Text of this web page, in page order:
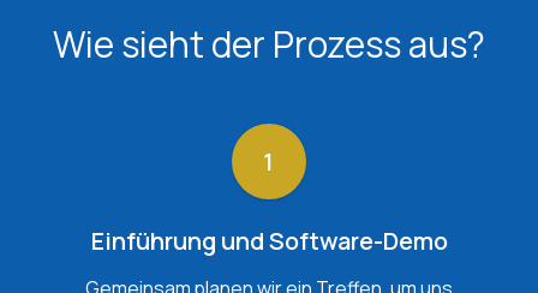
Wie sieht der Prozess aus?
1
Einführung und Software-Demo